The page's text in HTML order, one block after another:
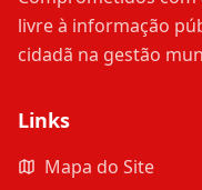
livre à informação
cidadã na gestão
Links
Mapa do Site